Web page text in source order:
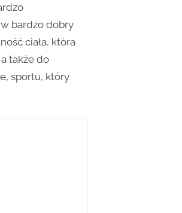
bardzo dobry
ciała, która
także do
sportu, który